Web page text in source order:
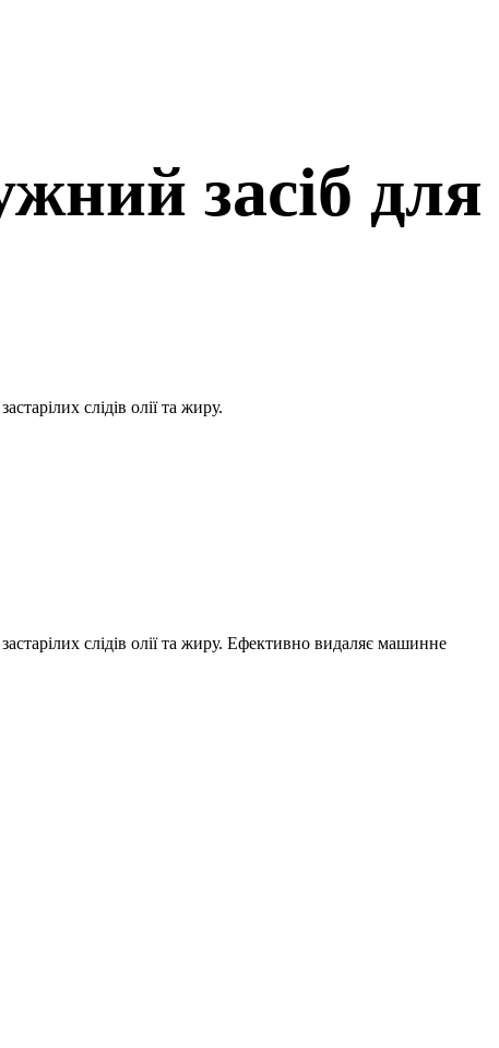
засіб для
слідів олії та жиру.
слідів олії та жиру. Ефективно видаляє машинне